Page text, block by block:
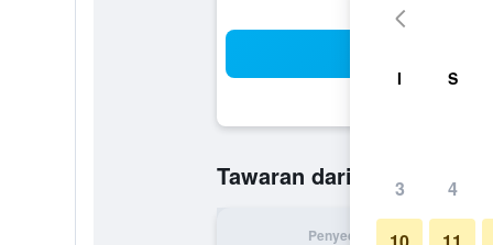
Tawaran daripadaRM 232
Penyedia
I S
3 4